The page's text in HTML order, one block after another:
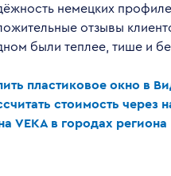
немецких
отзывы
были теплее, тише и
пластиковое окно в
стоимость через
VEKA в городах региона